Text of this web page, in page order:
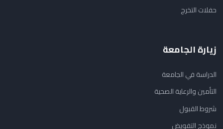
حفلات التخرج
زيارة الجامعة
الدراسة في الجامعة
التأمين والرعاية الصحية
شروط القبول
نموذج التفويض